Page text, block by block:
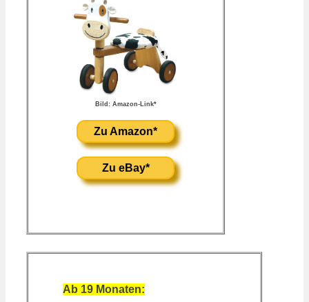
Bild: Amazon-Link*
Zu Amazon*
Zu eBay*
Ab 19 Monaten: